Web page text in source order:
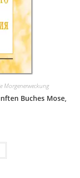
Morgenerweckung
Buches Mose,